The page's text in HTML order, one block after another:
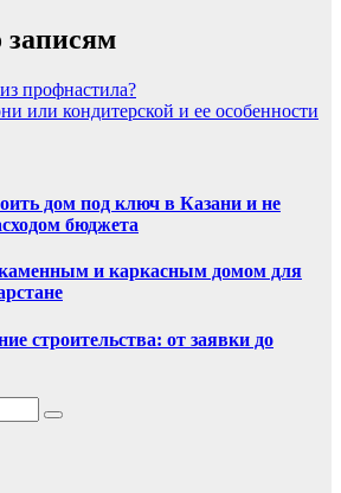
профнастила?
или кондитерской и ее особенности
дом под ключ в Казани и не
бюджета
и каркасным домом для
строительства: от заявки до